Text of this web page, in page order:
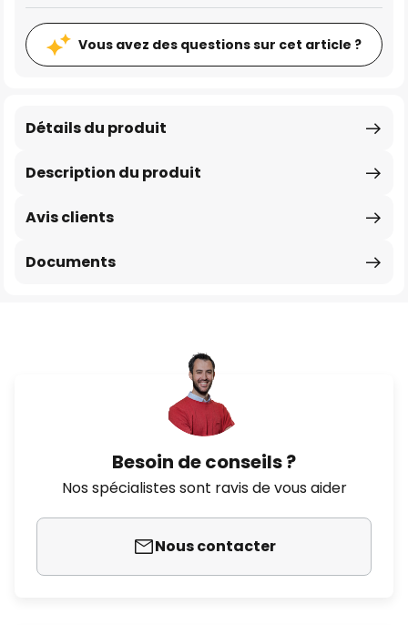
Vous avez des questions sur cet article ?
Description du produit
Détails du produit
Avis clients
Documents
Besoin de conseils ?
Nos spécialistes sont ravis de vous aider
Nous contacter